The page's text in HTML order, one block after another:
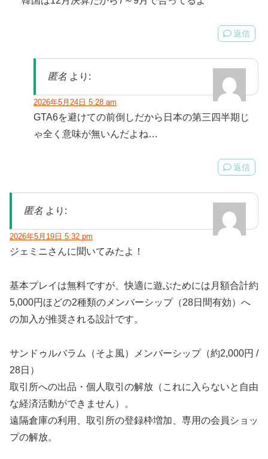
返信
匿名 より:
2026年5月24日 5:28 am
GTA6を避けての前倒しだから日本の第三四半期じ
ゃ全く意味が無いんだよね…
返信
匿名 より:
2026年5月19日 5:32 pm
ジェミニさんに聞いてみたよ！
基本プレイは無料ですが、快適に遊ぶためには月額合計約
5,000円ほどの2種類のメンバーシップ（28日間有効）へ
の加入が推奨される設計です。
サンドゥルバラム（そよ風）メンバーシップ（約2,000円 /
28日）
取引所への出品・個人取引の解放（これに入らないと自由
な経済活動ができません）。
遠隔倉庫の利用、取引所の登録枠増加、専用の会員ショッ
プの解放。